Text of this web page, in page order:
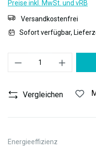
Preise inkl. MwSt. und vRB
Versandkostenfrei
Sofort verfügbar,
Vergleichen
Energieeffizienz